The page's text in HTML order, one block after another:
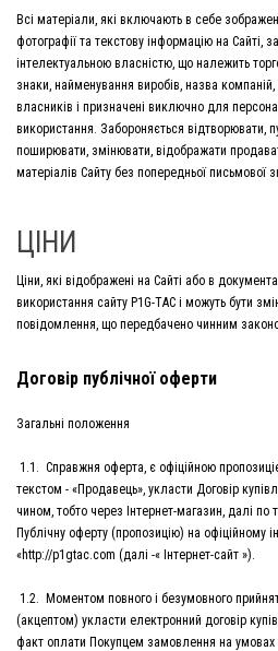
Всі матеріали, які включають в себе
фотографії та текстову інформацію на Сайті,
інтелектуальною власністю, що належить
знаки, найменування виробів, назва
власників і призначені виключно для
використання. Забороняється відтворювати,
поширювати, змінювати, відображати
матеріалів Сайту без попередньої письмової
ЦІНИ
Ціни, які відображені на Сайті або в
використання сайту P1G-ТАС і можуть бути
повідомлення, що передбачено чинним
Договір публічної оферти
Загальні положення
1.1. Справжня оферта, є офіційною
текстом - «Продавець», укласти Договір
чином, тобто через Інтернет-магазин, далі по
Публічну оферту (пропозицію) на офіційному
«http://p1gtac.com (далі -« Інтернет-сайт »).
1.2. Моментом повного і безумовного
(акцептом) укласти електронний договір
факт оплати Покупцем замовлення на умовах